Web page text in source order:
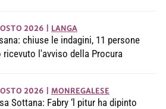
2026 LANGA
chiuse le indagini, 11 persone
ricevuto l'avviso della Procura
2026 MONREGALESE
Sottana: Fabry ‘l pitur ha dipinto